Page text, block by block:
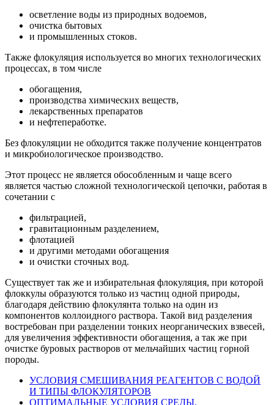
осветление воды из природных водоемов,
очистка бытовых
и промышленных стоков.
Также флокуляция используется во многих технологических
процессах, в том числе
обогащения,
производства химических веществ,
лекарственных препаратов
и нефтепеработке.
Без флокуляции не обходится также получение концентратов
и микробиологическое производство.
Этот процесс не является обособленным и чаще всего
является частью сложной технологической цепочки, работая в
сочетании с
фильтрацией,
гравитационным разделением,
флотацией
и другими методами обогащения
и очистки сточных вод.
Существует так же и избирательная флокуляция, при которой
флоккулы образуются только из частиц одной природы,
благодаря действию флокулянта только на один из
компонентов коллоидного раствора. Такой вид разделения
востребован при разделении тонких неорганических взвесей,
для увеличения эффективности обогащения, а так же при
очистке буровых растворов от мельчайших частиц горной
породы.
УСЛОВИЯ СМЕШИВАНИЯ РЕАГЕНТОВ С ВОДОЙ
И ТИПЫ ФЛОКУЛЯТОРОВ
ОПТИМАЛЬНЫЕ УСЛОВИЯ СРЕДЫ,